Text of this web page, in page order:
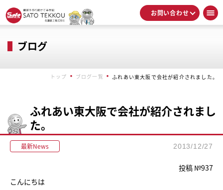
お問い合わせ
ブログ
トップ ブログ一覧 ふれあい東大阪で会社が紹介されました。
ふれあい東大阪で会社が紹介されまし
た。
最新News 2013/12/27
投稿 №937
こんにちは